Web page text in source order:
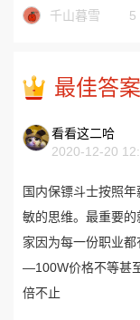
千山暮雪 5
最佳答案
看看这二哈
2020-12-20
国内保镖斗士按照
敏的思维。最重要
家因为每一份职业
—100W价格不等甚
倍不止